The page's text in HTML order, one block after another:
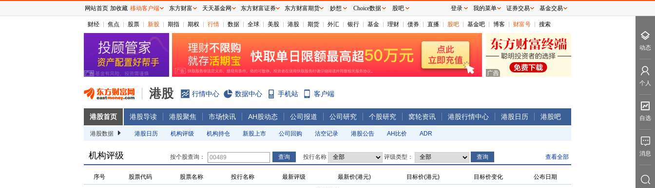
财经 焦点 股票 新股 期指 期权 行情 数据 全球 美股 港股 期货 外汇 银行 基金 理财 债券 直播 股吧 基金吧 博客 财富号 搜索
港股 行情中心 数据中心 手机站 客户端
港股首页 港股导读 港股聚焦 市场快讯 AH股动态 公司报道 公司研究 个股研究 窝轮资讯 港股行情中心 港股日历 港股吧
港股数据 港股日历 机构评级 机构持仓 新股上市 公司回购 沽空记录 港股公告 AH比价 ADR
机构评级 按个股查询： 投行名称 评级类型： 查看全部
序号 股票代码 股票名称 投行名称 最新评级 最新价(港元) 目标价(港元) 目标价变化 公布日期
网站首页 加收藏 移动客户端 东方财富 天天基金网 东方财富证券 东方财富期货 妙想 Choice数据 股吧 登录 我的菜单 证券交易 基金交易
动态
个人
自选
消息